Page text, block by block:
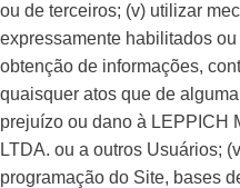
ou de terceiros; (v) utilizar
expressamente habilitados
obtenção de informações,
quaisquer atos que de
prejuízo ou dano à LEPPICH
LTDA. ou a outros Usuários;
programação do Site, bases